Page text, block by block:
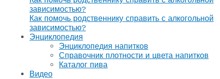
зависимостью?
Как помочь родственнику справить с алкогольной
зависимостью?
Энциклопедия
Энциклопедия напитков
Справочник плотности и цвета напитков
Каталог пива
Видео